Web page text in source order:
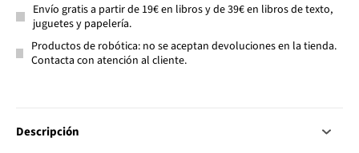
Envío gratis a partir de 19€ en libros y de 39€ en libros de texto,
juguetes y papelería.
Productos de robótica: no se aceptan devoluciones en la tienda.
Contacta con atención al cliente.
Descripción